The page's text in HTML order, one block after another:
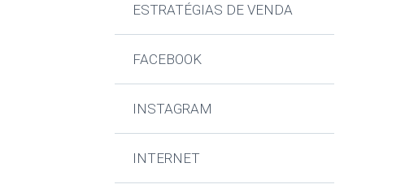
ESTRATÉGIAS DE VENDA
FACEBOOK
INSTAGRAM
INTERNET